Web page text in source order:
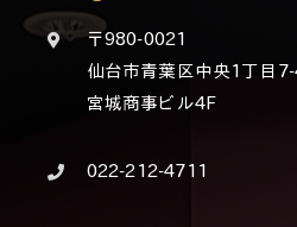
〒980-0021
仙台市青葉区中央1丁目
宮城商事ビル4F
022-212-4711